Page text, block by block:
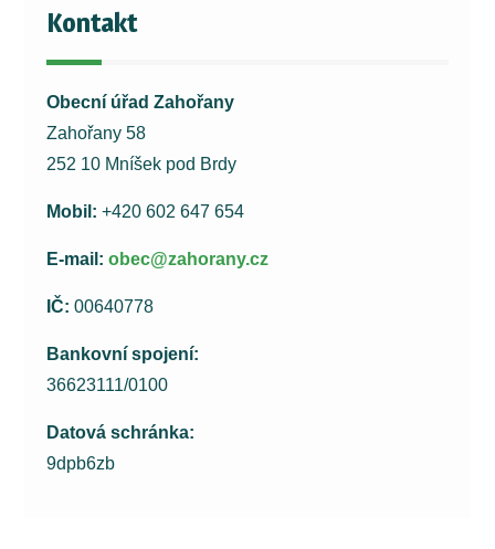
Kontakt
Obecní úřad Zahořany
Zahořany 58
252 10 Mníšek pod Brdy
Mobil: +420 602 647 654
E-mail: obec@zahorany.cz
IČ: 00640778
Bankovní spojení:
36623111/0100
Datová schránka:
9dpb6zb